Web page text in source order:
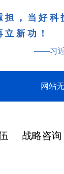
，当好
新功！
——习近
网站
战略咨询